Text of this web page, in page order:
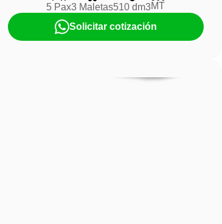
5 Pax3 Maletas510 dm3MT
Solicitar cotización